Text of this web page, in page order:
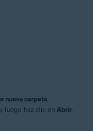
nueva carpeta,
luego haz clic en Abrir.